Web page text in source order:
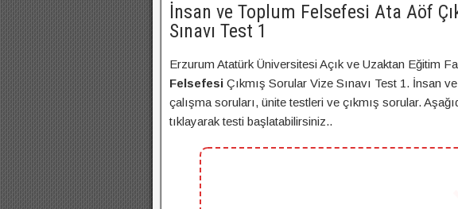
İnsan ve Toplum Felsefesi Ata Aöf
Sınavı Test 1
Erzurum Atatürk Üniversitesi Açık ve Uzaktan Eğitim
Felsefesi Çıkmış Sorular Vize Sınavı Test 1. İnsan
çalışma soruları, ünite testleri ve çıkmış sorular.
tıklayarak testi başlatabilirsiniz..